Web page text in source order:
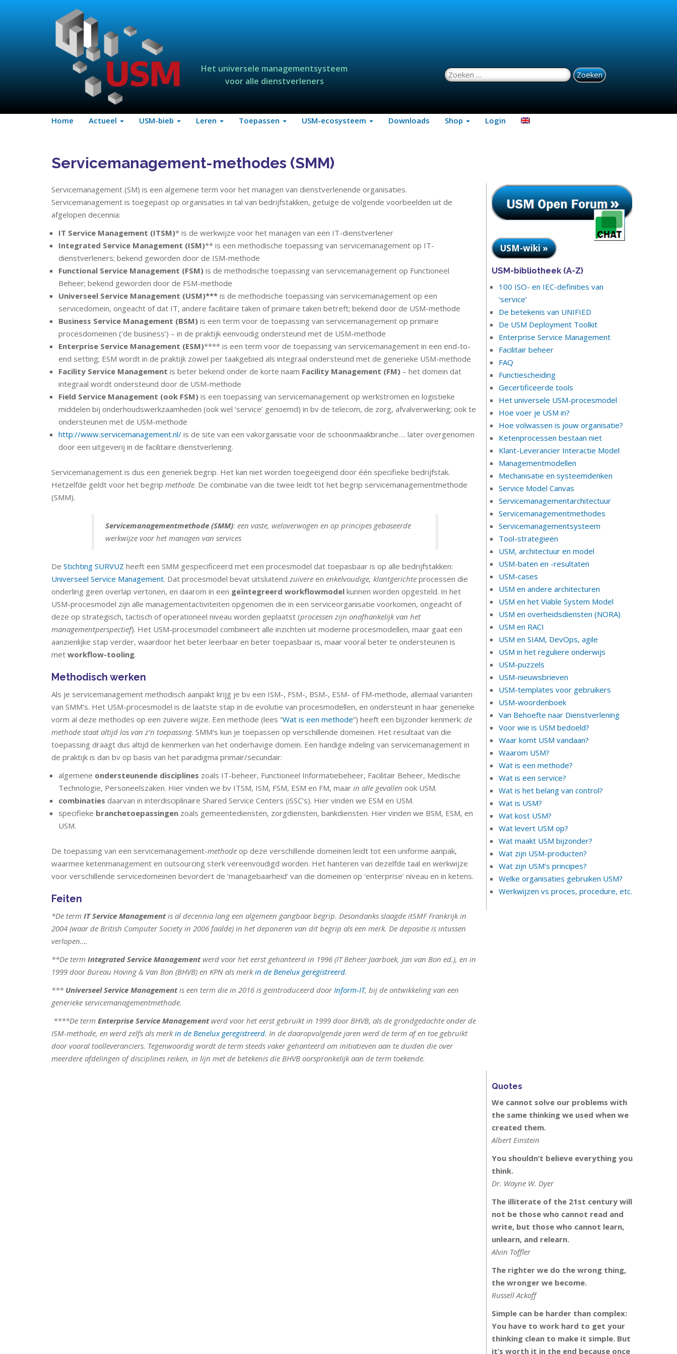
Het universele managementsysteem
voor alle dienstverleners
Zoeken naar:
Home Actueel USM-bieb Leren Toepassen USM-ecosysteem Downloads Shop Login
Servicemanagement-methodes (SMM)
Servicemanagement (SM) is een algemene term voor het managen van dienstverlenende organisaties.
Servicemanagement is toegepast op organisaties in tal van bedrijfstakken, getuige de volgende voorbeelden uit de
afgelopen decennia:
IT Service Management (ITSM)* is de werkwijze voor het managen van een IT-dienstverlener
Integrated Service Management (ISM)** is een methodische toepassing van servicemanagement op IT-
dienstverleners; bekend geworden door de ISM-methode
Functional Service Management (FSM) is de methodische toepassing van servicemanagement op Functioneel
Beheer; bekend geworden door de FSM-methode
Universeel Service Management (USM)*** is de methodische toepassing van servicemanagement op een
servicedomein, ongeacht of dat IT, andere facilitaire taken of primaire taken betreft; bekend door de USM-methode
Business Service Management (BSM) is een term voor de toepassing van servicemanagement op primaire
procesdomeinen (‘de business’) – in de praktijk eenvoudig ondersteund met de USM-methode
Enterprise Service Management (ESM)**** is een term voor de toepassing van servicemanagement in een end-to-
end setting; ESM wordt in de praktijk zowel per taakgebied als integraal ondersteund met de generieke USM-methode
Facility Service Management is beter bekend onder de korte naam Facility Management (FM) – het domein dat
integraal wordt ondersteund door de USM-methode
Field Service Management (ook FSM) is een toepassing van servicemanagement op werkstromen en logistieke
middelen bij onderhoudswerkzaamheden (ook wel ‘service’ genoemd) in bv de telecom, de zorg, afvalverwerking; ook te
ondersteunen met de USM-methode
http://www.servicemanagement.nl/ is de site van een vakorganisatie voor de schoonmaakbranche…. later overgenomen
door een uitgeverij in de facilitaire dienstverlening.
Servicemanagement is dus een generiek begrip. Het kan niet worden toegeëigend door één specifieke bedrijfstak.
Hetzelfde geldt voor het begrip methode. De combinatie van die twee leidt tot het begrip servicemanagementmethode
(SMM).
Servicemanagementmethode (SMM): een vaste, weloverwogen en op principes gebaseerde
werkwijze voor het managen van services
De Stichting SURVUZ heeft een SMM gespecificeerd met een procesmodel dat toepasbaar is op alle bedrijfstakken:
Universeel Service Management. Dat procesmodel bevat uitsluitend zuivere en enkelvoudige, klantgerichte processen die
onderling geen overlap vertonen, en daarom in een geïntegreerd workflowmodel kunnen worden opgesteld. In het
USM-procesmodel zijn alle managementactiviteiten opgenomen die in een serviceorganisatie voorkomen, ongeacht of
deze op strategisch, tactisch of operationeel niveau worden geplaatst (processen zijn onafhankelijk van het
managementperspectief). Het USM-procesmodel combineert alle inzichten uit moderne procesmodellen, maar gaat een
aanzienlijke stap verder, waardoor het beter leerbaar en beter toepasbaar is, maar vooral beter te ondersteunen is
met workflow-tooling.
Methodisch werken
Als je servicemanagement methodisch aanpakt krijg je bv een ISM-, FSM-, BSM-, ESM- of FM-methode, allemaal varianten
van SMM's. Het USM-procesmodel is de laatste stap in de evolutie van procesmodellen, en ondersteunt in haar generieke
vorm al deze methodes op een zuivere wijze. Een methode (lees “Wat is een methode”) heeft een bijzonder kenmerk: de
methode staat altijd los van z’n toepassing. SMM's kun je toepassen op verschillende domeinen. Het resultaat van die
toepassing draagt dus altijd de kenmerken van het onderhavige domein. Een handige indeling van servicemanagement in
de praktijk is dan bv op basis van het paradigma primair/secundair:
algemene ondersteunende disciplines zoals IT-beheer, Functioneel Informatiebeheer, Facilitair Beheer, Medische
Technologie, Personeelszaken. Hier vinden we bv ITSM, ISM, FSM, ESM en FM, maar in alle gevallen ook USM.
combinaties daarvan in interdisciplinaire Shared Service Centers (iSSC's). Hier vinden we ESM en USM.
specifieke branchetoepassingen zoals gemeentediensten, zorgdiensten, bankdiensten. Hier vinden we BSM, ESM, en
USM.
De toepassing van een servicemanagement-methode op deze verschillende domeinen leidt tot een uniforme aanpak,
waarmee ketenmanagement en outsourcing sterk vereenvoudigd worden. Het hanteren van dezelfde taal en werkwijze
voor verschillende servicedomeinen bevordert de ‘managebaarheid’ van die domeinen op ‘enterprise’ niveau en in ketens.
Feiten
*De term IT Service Managementis al decennia lang een algemeen gangbaar begrip. Desondanks slaagde itSMF Frankrijk in
2004 (waar de British Computer Society in 2006 faalde) in het deponeren van dit begrip als een merk. De depositie is intussen
verlopen….
**De term Integrated Service Managementwerd voor het eerst gehanteerd in 1996 (IT Beheer Jaarboek, Jan van Bon ed.), en in
1999 door Bureau Hoving & Van Bon (BHVB) en KPN als merkin de Benelux geregistreerd.
*** Universeel Service Managementis een term die in 2016 is geïntroduceerd door Inform-IT, bij de ontwikkeling van een
generieke servicemanagementmethode.
****De term Enterprise Service Managementwerd voor het eerst gebruikt in 1999 door BHVB, als de grondgedachte onder de
ISM-methode, en werd zelfs als merkin de Benelux geregistreerd. In de daaropvolgende jaren werd de term af en toe gebruikt
door vooral toolleveranciers. Tegenwoordig wordt de term steeds vaker gehanteerd om initiatieven aan te duiden die over
meerdere afdelingen of disciplines reiken, in lijn met de betekenis die BHVB oorspronkelijk aan de term toekende.
USM-wiki »
USM-bibliotheek (A-Z)
100 ISO- en IEC-definities van
‘service’
De betekenis van UNIFIED
De USM Deployment Toolkit
Enterprise Service Management
Facilitair beheer
FAQ
Functiescheiding
Gecertificeerde tools
Het universele USM-procesmodel
Hoe voer je USM in?
Hoe volwassen is jouw organisatie?
Ketenprocessen bestaan niet
Klant-Leverancier Interactie Model
Managementmodellen
Mechanisatie en systeemdenken
Service Model Canvas
Servicemanagementarchitectuur
Servicemanagementmethodes
Servicemanagementsysteem
Tool-strategieën
USM, architectuur en model
USM-baten en -resultaten
USM-cases
USM en andere architecturen
USM en het Viable System Model
USM en overheidsdiensten (NORA)
USM en RACI
USM en SIAM, DevOps, agile
USM in het reguliere onderwijs
USM-puzzels
USM-nieuwsbrieven
USM-templates voor gebruikers
USM-woordenboek
Van Behoefte naar Dienstverlening
Voor wie is USM bedoeld?
Waar komt USM vandaan?
Waarom USM?
Wat is een methode?
Wat is een service?
Wat is het belang van control?
Wat is USM?
Wat kost USM?
Wat levert USM op?
Wat maakt USM bijzonder?
Wat zijn USM-producten?
Wat zijn USM’s principes?
Welke organisaties gebruiken USM?
Werkwijzen vs proces, procedure, etc.
Quotes
We cannot solve our problems with
the same thinking we used when we
created them.
Albert Einstein
You shouldn’t believe everything you
think.
Dr. Wayne W. Dyer
The illiterate of the 21st century will
not be those who cannot read and
write, but those who cannot learn,
unlearn, and relearn.
Alvin Toffler
The righter we do the wrong thing,
the wronger we become.
Russell Ackoff
Simple can be harder than complex:
You have to work hard to get your
thinking clean to make it simple. But
it’s worth it in the end because once